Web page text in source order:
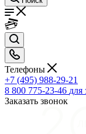
Телефоны
+7 (495) 988-29-21
8 800 775-23-46 для
Заказать звонок